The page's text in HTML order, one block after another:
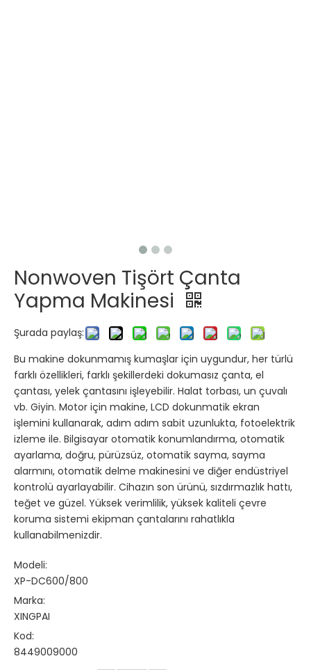
Nonwoven Tişört Çanta
Yapma Makinesi
Şurada paylaş:
Bu makine dokunmamış kumaşlar için uygundur, her türlü
farklı özellikleri, farklı şekillerdeki dokumasız çanta, el
çantası, yelek çantasını işleyebilir. Halat torbası, un çuvalı
vb. Giyin. Motor için makine, LCD dokunmatik ekran
işlemini kullanarak, adım adım sabit uzunlukta, fotoelektrik
izleme ile. Bilgisayar otomatik konumlandırma, otomatik
ayarlama, doğru, pürüzsüz, otomatik sayma, sayma
alarmını, otomatik delme makinesini ve diğer endüstriyel
kontrolü ayarlayabilir. Cihazın son ürünü, sızdırmazlık hattı,
teğet ve güzel. Yüksek verimlilik, yüksek kaliteli çevre
koruma sistemi ekipman çantalarını rahatlıkla
kullanabilmenizdir.
Modeli:
XP-DC600/800
Marka:
XINGPAI
Kod:
8449009000